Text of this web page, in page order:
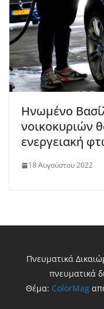
Ηνωμένο
νοικοκυριών
ενεργειακή
18 Αυγούστου 2022
Πνευματικά
πνευματικά
Θέμα: ColorMag